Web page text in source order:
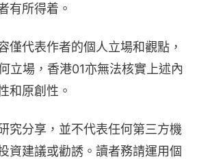
有所得着。
僅代表作者的個人立場和觀點，
立場，香港01亦無法核實上述內
和原創性。
究分享，並不代表任何第三方機
資建議或勸誘。讀者務請運用個